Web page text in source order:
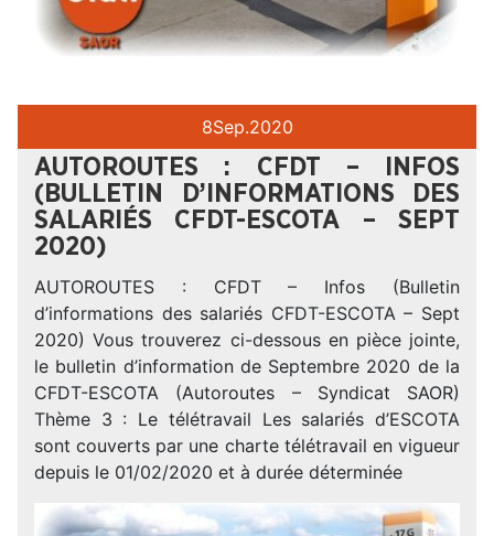
8Sep.2020
AUTOROUTES : CFDT – INFOS
(BULLETIN D’INFORMATIONS DES
SALARIÉS CFDT-ESCOTA – SEPT
2020)
AUTOROUTES : CFDT – Infos (Bulletin
d’informations des salariés CFDT-ESCOTA – Sept
2020) Vous trouverez ci-dessous en pièce jointe,
le bulletin d’information de Septembre 2020 de la
CFDT-ESCOTA (Autoroutes – Syndicat SAOR)
Thème 3 : Le télétravail Les salariés d’ESCOTA
sont couverts par une charte télétravail en vigueur
depuis le 01/02/2020 et à durée déterminée